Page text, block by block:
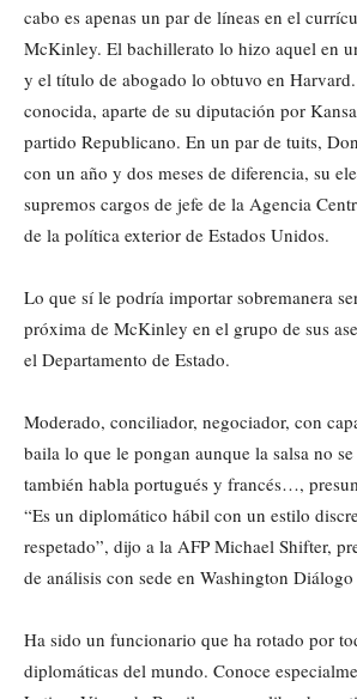
cabo es apenas un par de líneas en el
McKinley. El bachillerato lo hizo aquel en
y el título de abogado lo obtuvo en
conocida, aparte de su diputación por
partido Republicano. En un par de tuits,
con un año y dos meses de diferencia, su
supremos cargos de jefe de la Agencia
de la política exterior de Estados Unidos.
Lo que sí le podría importar sobremanera
próxima de McKinley en el grupo de sus
el Departamento de Estado.
Moderado, conciliador, negociador, con
baila lo que le pongan aunque la salsa no
también habla portugués y francés…,
“Es un diplomático hábil con un estilo
respetado”, dijo a la AFP Michael Shifter,
de análisis con sede en Washington
Ha sido un funcionario que ha rotado por
diplomáticas del mundo. Conoce